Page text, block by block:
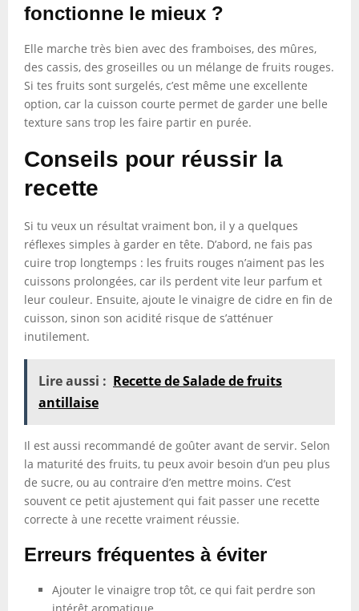
fonctionne le mieux ?
Elle marche très bien avec des framboises, des mûres,
des cassis, des groseilles ou un mélange de fruits rouges.
Si tes fruits sont surgelés, c’est même une excellente
option, car la cuisson courte permet de garder une belle
texture sans trop les faire partir en purée.
Conseils pour réussir la
recette
Si tu veux un résultat vraiment bon, il y a quelques
réflexes simples à garder en tête. D’abord, ne fais pas
cuire trop longtemps : les fruits rouges n’aiment pas les
cuissons prolongées, car ils perdent vite leur parfum et
leur couleur. Ensuite, ajoute le vinaigre de cidre en fin de
cuisson, sinon son acidité risque de s’atténuer
inutilement.
Lire aussi : Recette de Salade de fruits
antillaise
Il est aussi recommandé de goûter avant de servir. Selon
la maturité des fruits, tu peux avoir besoin d’un peu plus
de sucre, ou au contraire d’en mettre moins. C’est
souvent ce petit ajustement qui fait passer une recette
correcte à une recette vraiment réussie.
Erreurs fréquentes à éviter
Ajouter le vinaigre trop tôt, ce qui fait perdre son